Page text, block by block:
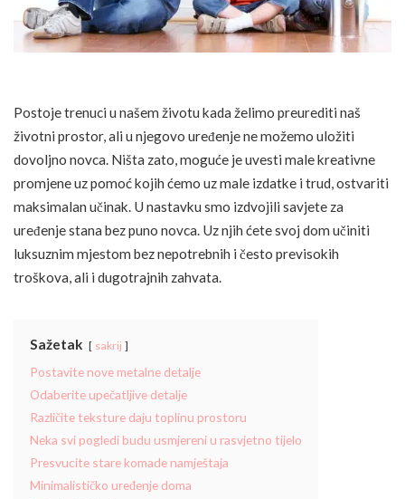
Postoje trenuci u našem životu kada želimo preurediti naš
životni prostor, ali u njegovo uređenje ne možemo uložiti
dovoljno novca. Ništa zato, moguće je uvesti male kreativne
promjene uz pomoć kojih ćemo uz male izdatke i trud, ostvariti
maksimalan učinak. U nastavku smo izdvojili savjete za
uređenje stana bez puno novca. Uz njih ćete svoj dom učiniti
luksuznim mjestom bez nepotrebnih i često previsokih
troškova, ali i dugotrajnih zahvata.
Sažetak sakrij
Postavite nove metalne detalje
Odaberite upečatljive detalje
Različite teksture daju toplinu prostoru
Neka svi pogledi budu usmjereni u rasvjetno tijelo
Presvucite stare komade namještaja
Minimalističko uređenje doma